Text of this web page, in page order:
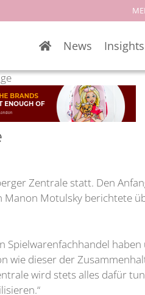
News Insights
Zentrale statt. Den
Motulsky berichtete
dieser der
wird stets alles dafür